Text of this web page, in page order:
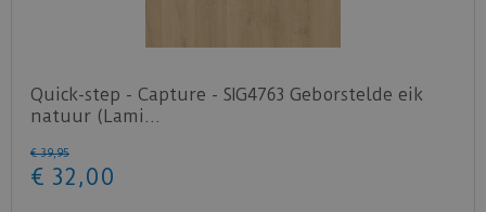
Quick-step - Capture - SIG4763 Geborstelde eik
natuur (Lami…
€ 39,95
€ 32 ,00